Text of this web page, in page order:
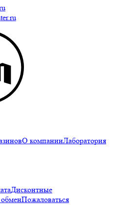
О компанииЛаборатория
Дисконтные
Пожаловаться